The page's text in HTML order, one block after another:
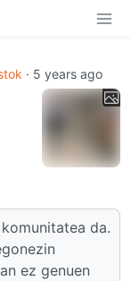
· 5 years ago
da.
ez genuen